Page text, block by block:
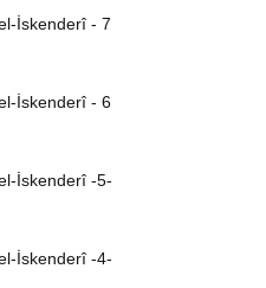
İskenderî - 7
İskenderî - 6
İskenderî -5-
İskenderî -4-